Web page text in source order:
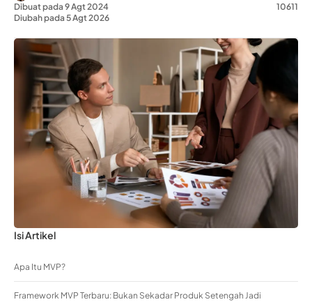
Dibuat pada 9 Agt 2024
Diubah pada 5 Agt 2026
10611
Isi Artikel
Apa Itu MVP?
Framework MVP Terbaru: Bukan Sekadar Produk Setengah Jadi